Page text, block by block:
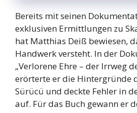
Bereits mit seinen
exklusiven Ermittlungen zu
hat Matthias Deiß bewiesen,
Handwerk versteht. In der
„Verlorene Ehre – der Irrweg
erörterte er die Hintergründe
Sürücü und deckte Fehler in
auf. Für das Buch gewann er